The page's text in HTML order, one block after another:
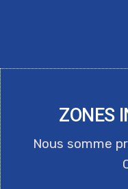
ZONES
Nous somme